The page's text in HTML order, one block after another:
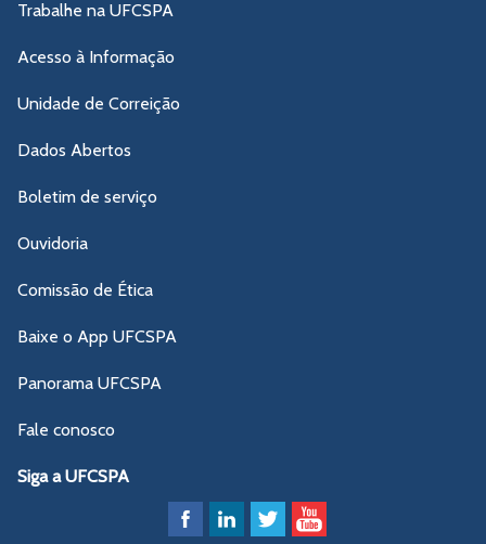
Trabalhe na UFCSPA
Acesso à Informação
Unidade de Correição
Dados Abertos
Boletim de serviço
Ouvidoria
Comissão de Ética
Baixe o App UFCSPA
Panorama UFCSPA
Fale conosco
Siga a UFCSPA